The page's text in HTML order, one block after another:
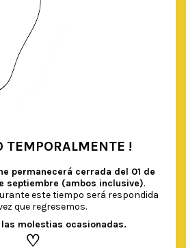
TEMPORALMENTE !
permanecerá cerrada del 01 de
septiembre (ambos inclusive).
este tiempo será respondida
que regresemos.
molestias ocasionadas.
♡